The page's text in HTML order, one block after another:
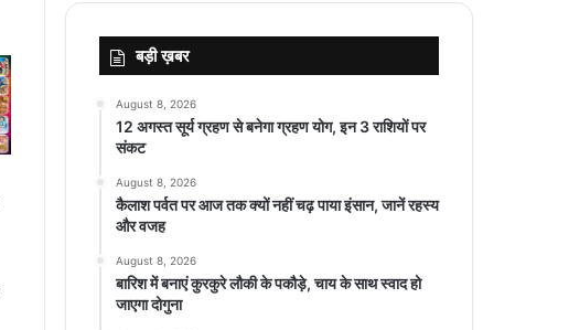
बड़ी ख़बर
August 8, 2026
12 अगस्त सूर्य ग्रहण से बनेगा ग्रहण योग, इन 3 राशियों पर
संकट
August 8, 2026
कैलाश पर्वत पर आज तक क्यों नहीं चढ़ पाया इंसान, जानें रहस्य
और वजह
August 8, 2026
बारिश में बनाएं कुरकुरे लौकी के पकौड़े, चाय के साथ स्वाद हो
जाएगा दोगुना